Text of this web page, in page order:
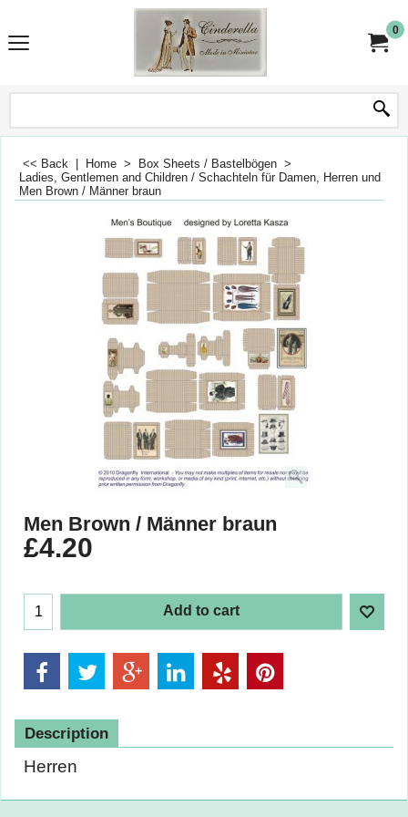
0
<< Back Home > Box Sheets / Bastelbögen >
Ladies, Gentlemen and Children / Schachteln für Damen, Herren und
Men Brown / Männer braun
Men Brown / Männer braun
£4.20
Add to cart
Description
Herren